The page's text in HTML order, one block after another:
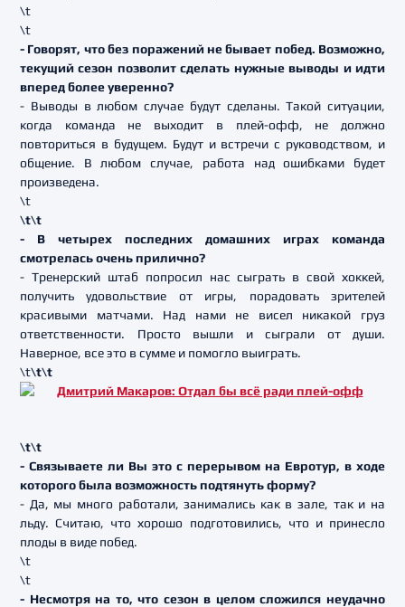
\t
\t
- Говорят, что без поражений не бывает побед. Возможно,
текущий сезон позволит сделать нужные выводы и идти
вперед более уверенно?
- Выводы в любом случае будут сделаны. Такой ситуации,
когда команда не выходит в плей-офф, не должно
повториться в будущем. Будут и встречи с руководством, и
общение. В любом случае, работа над ошибками будет
произведена.
\t
\t\t
- В четырех последних домашних играх команда
смотрелась очень прилично?
- Тренерский штаб попросил нас сыграть в свой хоккей,
получить удовольствие от игры, порадовать зрителей
красивыми матчами. Над нами не висел никакой груз
ответственности. Просто вышли и сыграли от души.
Наверное, все это в сумме и помогло выиграть.
\t\t\t
\t\t
- Связываете ли Вы это с перерывом на Евротур, в ходе
которого была возможность подтянуть форму?
- Да, мы много работали, занимались как в зале, так и на
льду. Считаю, что хорошо подготовились, что и принесло
плоды в виде побед.
\t
\t
- Несмотря на то, что сезон в целом сложился неудачно